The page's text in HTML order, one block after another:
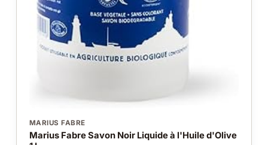
MARIUS FABRE
Marius Fabre Savon Noir Liquide à l'Huile d'Olive